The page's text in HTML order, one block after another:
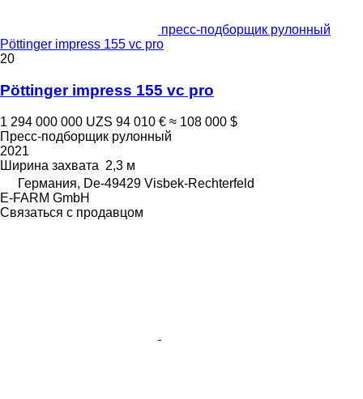
пресс-подборщик рулонный
Pöttinger impress 155 vc pro
20
Pöttinger impress 155 vc pro
1 294 000 000 UZS 94 010 € ≈ 108 000 $
Пресс-подборщик рулонный
2021
Ширина захвата 2,3 м
Германия, De-49429 Visbek-Rechterfeld
E-FARM GmbH
Связаться с продавцом